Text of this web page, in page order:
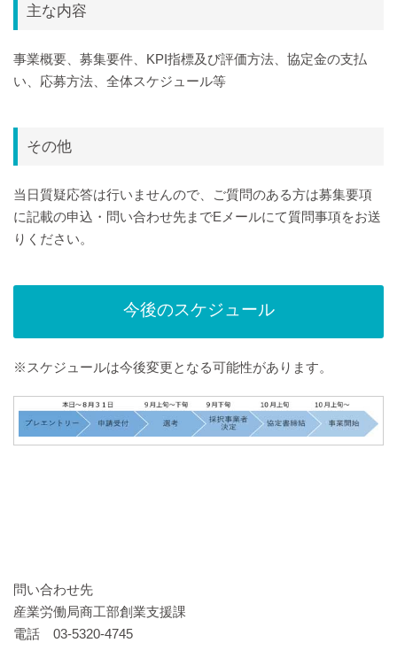
主な内容
事業概要、募集要件、KPI指標及び評価方法、協定金の支払
い、応募方法、全体スケジュール等
その他
当日質疑応答は行いませんので、ご質問のある方は募集要項
に記載の申込・問い合わせ先までEメールにて質問事項をお送
りください。
今後のスケジュール
※スケジュールは今後変更となる可能性があります。
問い合わせ先
産業労働局商工部創業支援課
電話 03-5320-4745